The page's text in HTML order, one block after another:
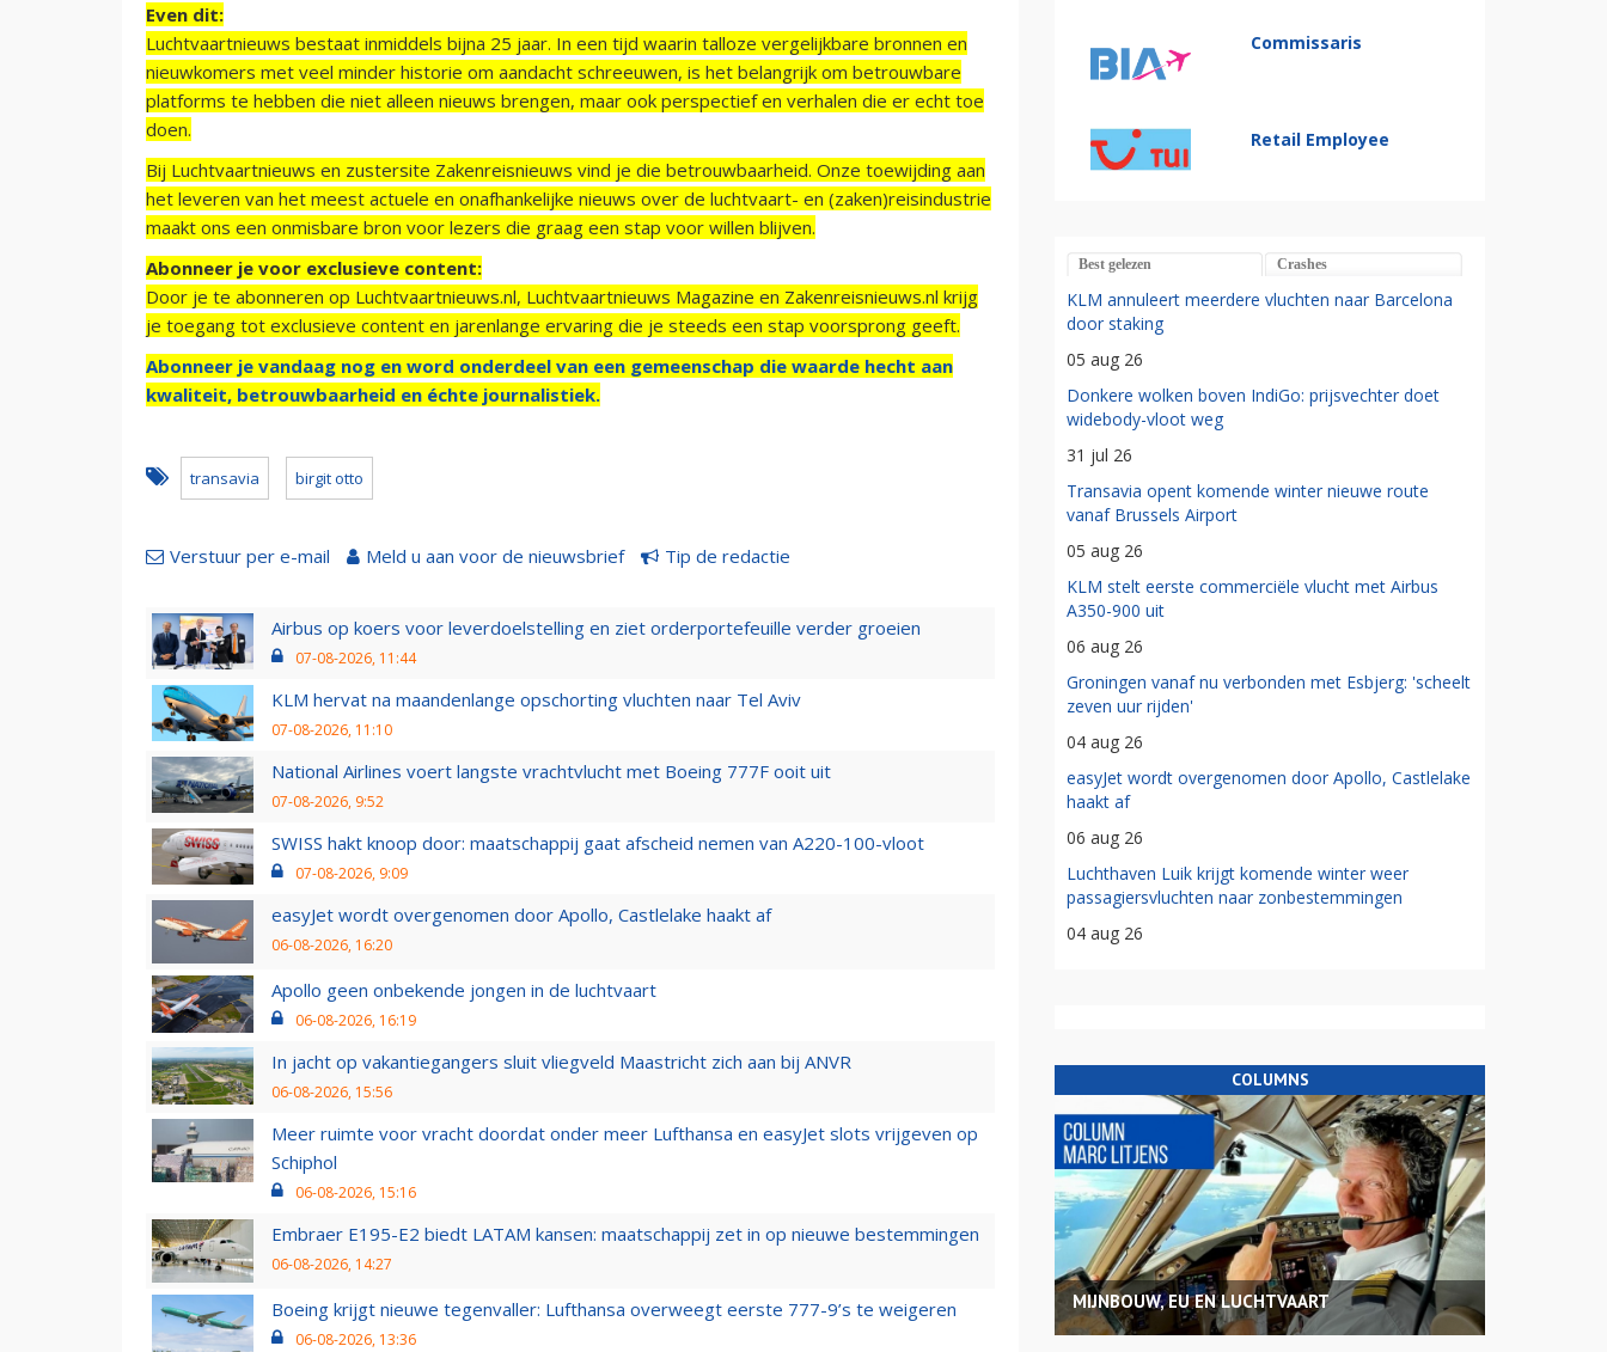
Even dit:
Luchtvaartnieuws bestaat inmiddels bijna 25 jaar. In een tijd waarin talloze vergelijkbare bronnen en
nieuwkomers met veel minder historie om aandacht schreeuwen, is het belangrijk om betrouwbare
platforms te hebben die niet alleen nieuws brengen, maar ook perspectief en verhalen die er echt toe
doen.
Bij Luchtvaartnieuws en zustersite Zakenreisnieuws vind je die betrouwbaarheid. Onze toewijding aan
het leveren van het meest actuele en onafhankelijke nieuws over de luchtvaart- en (zaken)reisindustrie
maakt ons een onmisbare bron voor lezers die graag een stap voor willen blijven.
Abonneer je voor exclusieve content:
Door je te abonneren op Luchtvaartnieuws.nl, Luchtvaartnieuws Magazine en Zakenreisnieuws.nl krijg
je toegang tot exclusieve content en jarenlange ervaring die je steeds een stap voorsprong geeft.
Abonneer je vandaag nog en word onderdeel van een gemeenschap die waarde hecht aan
kwaliteit, betrouwbaarheid en échte journalistiek.
transavia birgit otto
Verstuur per e-mail Meld u aan voor de nieuwsbrief Tip de redactie
Airbus op koers voor leverdoelstelling en ziet orderportefeuille verder groeien
07-08-2026, 11:44
KLM hervat na maandenlange opschorting vluchten naar Tel Aviv
07-08-2026, 11:10
National Airlines voert langste vrachtvlucht met Boeing 777F ooit uit
07-08-2026, 9:52
SWISS hakt knoop door: maatschappij gaat afscheid nemen van A220-100-vloot
07-08-2026, 9:09
easyJet wordt overgenomen door Apollo, Castlelake haakt af
06-08-2026, 16:20
Apollo geen onbekende jongen in de luchtvaart
06-08-2026, 16:19
In jacht op vakantiegangers sluit vliegveld Maastricht zich aan bij ANVR
06-08-2026, 15:56
Meer ruimte voor vracht doordat onder meer Lufthansa en easyJet slots vrijgeven op
Schiphol
06-08-2026, 15:16
Embraer E195-E2 biedt LATAM kansen: maatschappij zet in op nieuwe bestemmingen
06-08-2026, 14:27
Boeing krijgt nieuwe tegenvaller: Lufthansa overweegt eerste 777-9’s te weigeren
06-08-2026, 13:36
Commissaris
Retail Employee
Best gelezen Crashes
KLM annuleert meerdere vluchten naar Barcelona
door staking
05 aug 26
Donkere wolken boven IndiGo: prijsvechter doet
widebody-vloot weg
31 jul 26
Transavia opent komende winter nieuwe route
vanaf Brussels Airport
05 aug 26
KLM stelt eerste commerciële vlucht met Airbus
A350-900 uit
06 aug 26
Groningen vanaf nu verbonden met Esbjerg: 'scheelt
zeven uur rijden'
04 aug 26
easyJet wordt overgenomen door Apollo, Castlelake
haakt af
06 aug 26
Luchthaven Luik krijgt komende winter weer
passagiersvluchten naar zonbestemmingen
04 aug 26
COLUMNS
MIJNBOUW, EU EN LUCHTVAART